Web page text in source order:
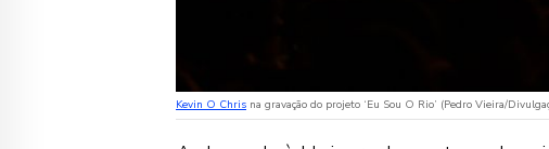
Kevin O Chris na gravação do projeto ‘Eu Sou O Rio’ (Pedro Vieira/